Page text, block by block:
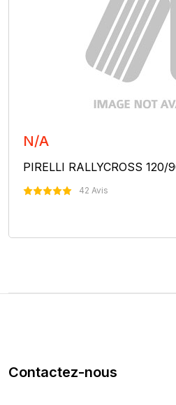
N/A
PIRELLI RALLYCROSS
42 Avis
Contactez-nous